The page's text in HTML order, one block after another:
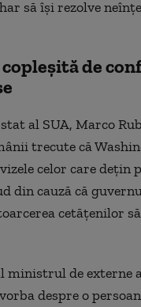
să își rezolve
de
al SUA, Marco
trecute că
celor care dețin
din cauză că
cetățenilor
ministrul de externe
despre o